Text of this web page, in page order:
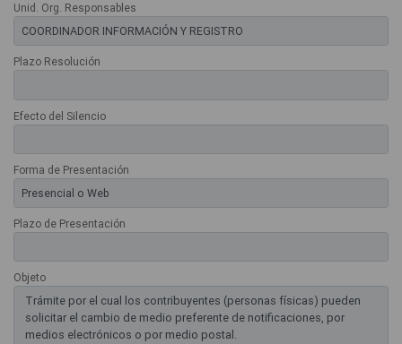
Unid. Org. Responsables
Plazo Resolución
Efecto del Silencio
Forma de Presentación
Plazo de Presentación
Objeto
Trámite por el cual los contribuyentes (personas físicas) pueden
solicitar el cambio de medio preferente de notificaciones, por
medios electrónicos o por medio postal.